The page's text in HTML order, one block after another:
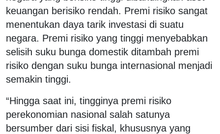
keuangan berisiko rendah. Premi risiko sangat
menentukan daya tarik investasi di suatu
negara. Premi risiko yang tinggi menyebabkan
selisih suku bunga domestik ditambah premi
risiko dengan suku bunga internasional menjadi
semakin tinggi.
“Hingga saat ini, tingginya premi risiko
perekonomian nasional salah satunya
bersumber dari sisi fiskal, khususnya yang